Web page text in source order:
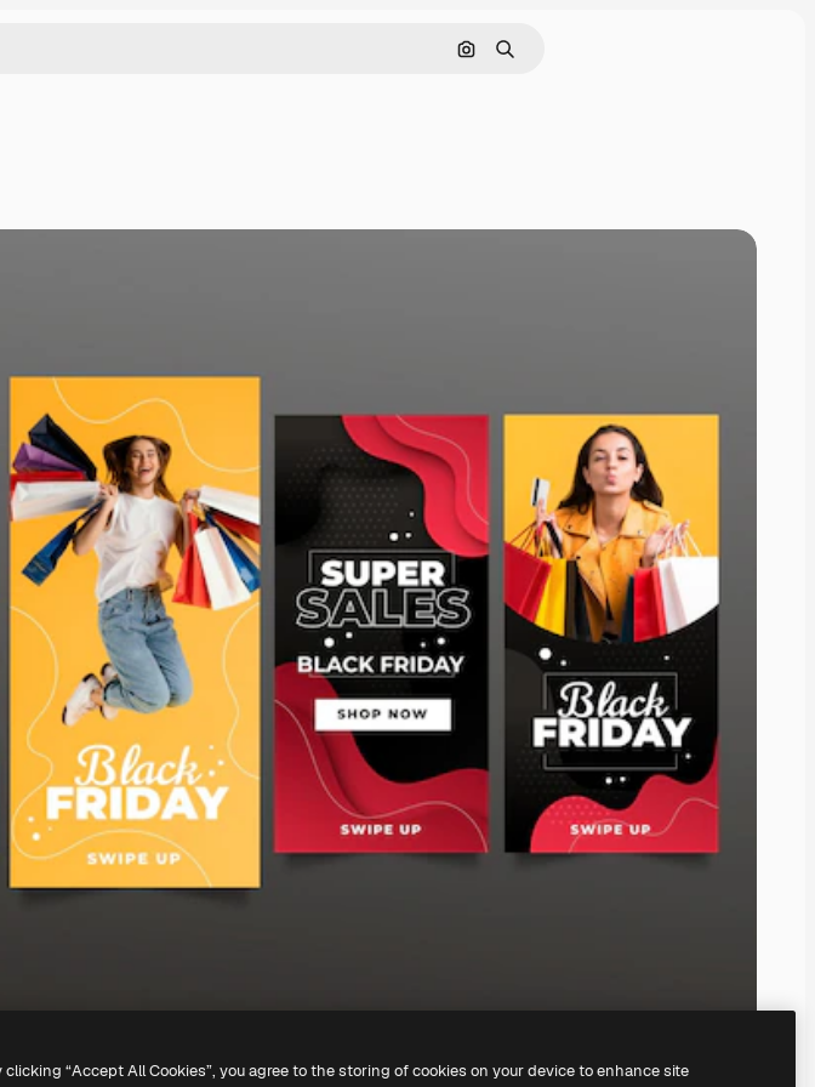
Cerca per immagine
Ricerca
clicking “Accept All Cookies”, you agree to the storing of cookies on your device to enhance site